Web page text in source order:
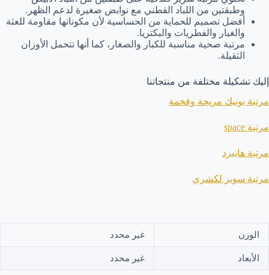
وطبقتين من اللباد القطني مع نوابض صغيرة لدعم الظهر.
أفضل تصميم للحماية من الحساسية لأن مكوناتها مقاومة للعثة
والغبار والفطريات والبكتريا.
مرتبة صحية مناسبة للكبار والصغار، كما أنها تتحمل الأوزان
الثقيلة.
إليك تشكيلة مختلفة من منتجاتنا
مرتبة يونيك مريحة وفخمة
مرتبة space
مرتبة هايبرد
مرتبة سوبر لكشري
الوزن غير محدد
الأبعاد غير محدد